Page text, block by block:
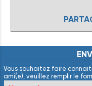
Vous souhaitez faire
ami(e), veuillez remplir le